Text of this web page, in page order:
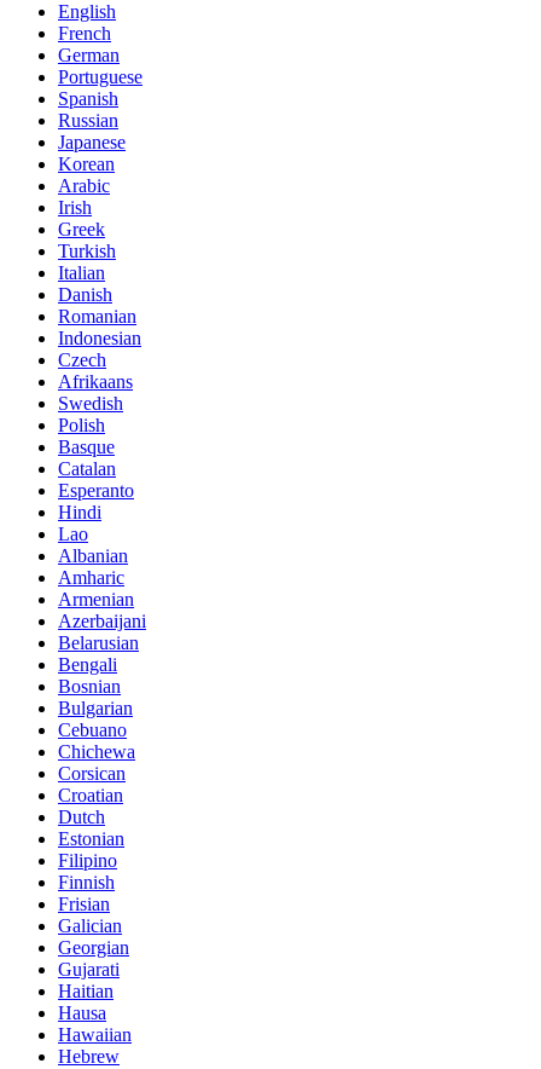
English
French
German
Portuguese
Spanish
Russian
Japanese
Korean
Arabic
Irish
Greek
Turkish
Italian
Danish
Romanian
Indonesian
Czech
Afrikaans
Swedish
Polish
Basque
Catalan
Esperanto
Hindi
Lao
Albanian
Amharic
Armenian
Azerbaijani
Belarusian
Bengali
Bosnian
Bulgarian
Cebuano
Chichewa
Corsican
Croatian
Dutch
Estonian
Filipino
Finnish
Frisian
Galician
Georgian
Gujarati
Haitian
Hausa
Hawaiian
Hebrew